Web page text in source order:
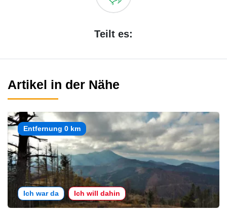
Teilt es:
Artikel in der Nähe
Entfernung 0 km
Ich war da Ich will dahin